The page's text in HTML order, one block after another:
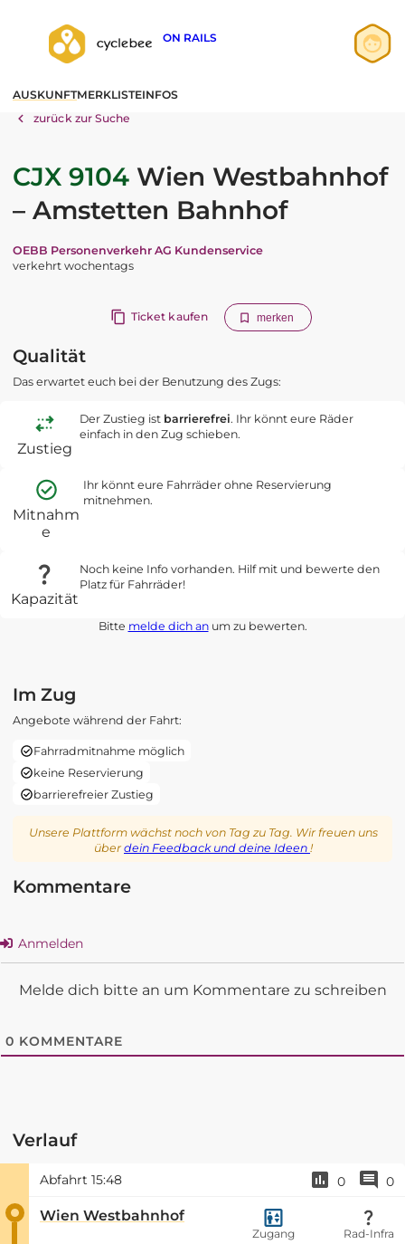
ON RAILS
AUSKUNFTMERKLISTEINFOS
zurück zur Suche
CJX 9104 Wien Westbahnhof
– Amstetten Bahnhof
OEBB Personenverkehr AG Kundenservice
verkehrt wochentags
Ticket kaufen merken
Qualität
Das erwartet euch bei der Benutzung des Zugs:
Zustieg
Der Zustieg ist barrierefrei. Ihr könnt eure Räder
einfach in den Zug schieben.
Mitnahm
e
Ihr könnt eure Fahrräder ohne Reservierung
mitnehmen.
Kapazität
Noch keine Info vorhanden. Hilf mit und bewerte den
Platz für Fahrräder!
Bitte melde dich anum zu bewerten.
Im Zug
Angebote während der Fahrt:
Fahrradmitnahme möglich
keine Reservierung
barrierefreier Zustieg
Unsere Plattform wächst noch von Tag zu Tag. Wir freuen uns
überdein Feedback und deine Ideen !
Kommentare
Anmelden
Melde dich bitte an um Kommentare zu schreiben
0 KOMMENTARE
Verlauf
Abfahrt 15:48 0 0
Wien Westbahnhof
Zugang Rad-Infra